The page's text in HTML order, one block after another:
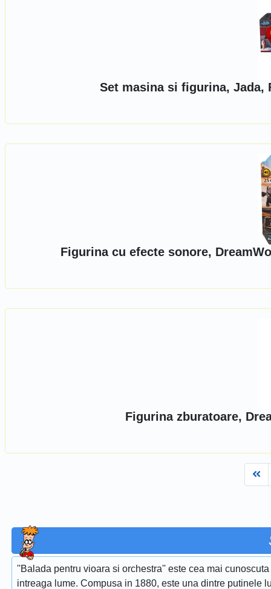
Set masina si figurina, Jada,
Figurina cu efecte sonore,
Figurina zburatoare,
''Balada pentru vioara si orchestra'' este cea mai
intreaga lume. Compusa in 1880, este una dintre putinele